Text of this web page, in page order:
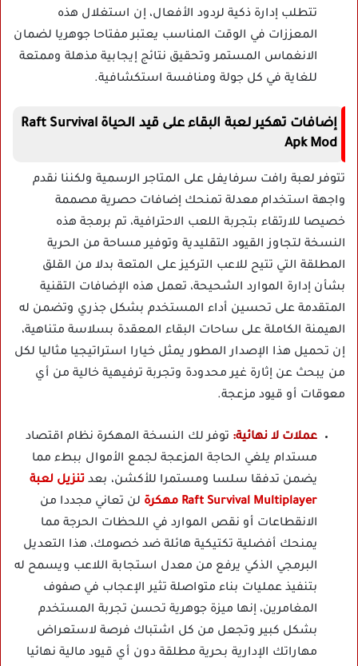
تتطلب إدارة ذكية لردود الأفعال، إن استغلال هذه
المعززات في الوقت المناسب يعتبر مفتاحا جوهريا لضمان
الانغماس المستمر وتحقيق نتائج إيجابية مذهلة وممتعة
للغاية في كل جولة ومنافسة استكشافية.
إضافات تهكير لعبة البقاء على قيد الحياة Raft Survival
Apk Mod
تتوفر لعبة رافت سرفايفل على المتاجر الرسمية ولكننا نقدم
واجهة استخدام معدلة تمنحك إضافات حصرية مصممة
خصيصا للارتقاء بتجربة اللعب الاحترافية، تم برمجة هذه
النسخة لتجاوز القيود التقليدية وتوفير مساحة من الحرية
المطلقة التي تتيح للاعب التركيز على المتعة بدلا من القلق
بشأن إدارة الموارد الشحيحة، تعمل هذه الإضافات التقنية
المتقدمة على تحسين أداء المستخدم بشكل جذري وتضمن له
الهيمنة الكاملة على ساحات البقاء المعقدة بسلاسة متناهية،
إن تحميل هذا الإصدار المطور يمثل خيارا استراتيجيا مثاليا لكل
من يبحث عن إثارة غير محدودة وتجربة ترفيهية خالية من أي
معوقات أو قيود مزعجة.
عملات لا نهائية: توفر لك النسخة المهكرة نظام اقتصاد
مستدام يلغي الحاجة المزعجة لجمع الأموال ببطء مما
يضمن تدفقا سلسا ومستمرا للأكشن، بعد تنزيل لعبة
Raft Survival Multiplayer مهكرة
لن تعاني مجددا من
الانقطاعات أو نقص الموارد في اللحظات الحرجة مما
يمنحك أفضلية تكتيكية هائلة ضد خصومك، هذا التعديل
البرمجي الذكي يرفع من معدل استجابة اللاعب ويسمح له
بتنفيذ عمليات بناء متواصلة تثير الإعجاب في صفوف
المغامرين، إنها ميزة جوهرية تحسن تجربة المستخدم
بشكل كبير وتجعل من كل اشتباك فرصة لاستعراض
مهاراتك الإدارية بحرية مطلقة دون أي قيود مالية نهائيا